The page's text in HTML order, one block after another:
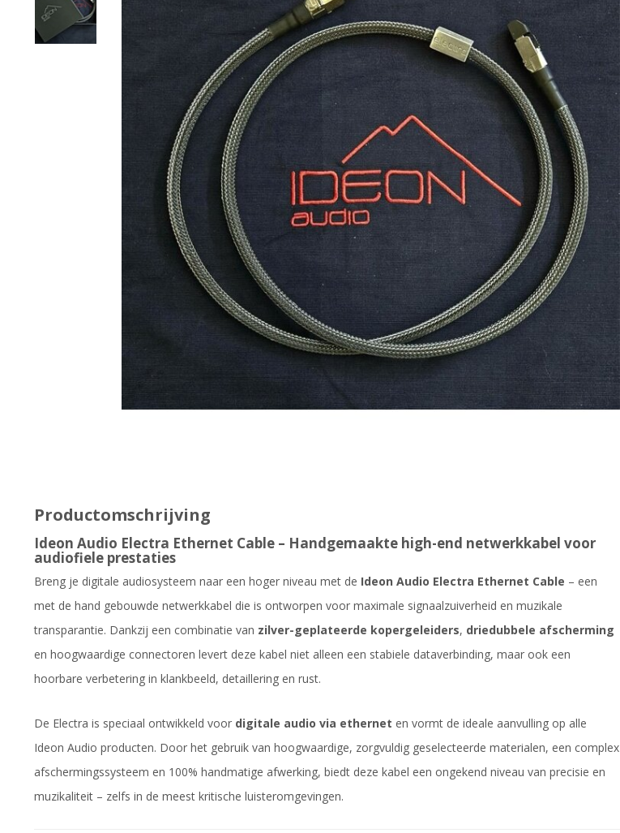
Productomschrijving
Ideon Audio Electra Ethernet Cable – Handgemaakte high-end netwerkkabel voor
audiofiele prestaties
Breng je digitale audiosysteem naar een hoger niveau met de Ideon Audio Electra Ethernet Cable – een
met de hand gebouwde netwerkkabel die is ontworpen voor maximale signaalzuiverheid en muzikale
transparantie. Dankzij een combinatie van zilver-geplateerde kopergeleiders, driedubbele afscherming
en hoogwaardige connectoren levert deze kabel niet alleen een stabiele dataverbinding, maar ook een
hoorbare verbetering in klankbeeld, detaillering en rust.
De Electra is speciaal ontwikkeld voor digitale audio via ethernet en vormt de ideale aanvulling op alle
Ideon Audio producten. Door het gebruik van hoogwaardige, zorgvuldig geselecteerde materialen, een complex
afschermingssysteem en 100% handmatige afwerking, biedt deze kabel een ongekend niveau van precisie en
muzikaliteit – zelfs in de meest kritische luisteromgevingen.